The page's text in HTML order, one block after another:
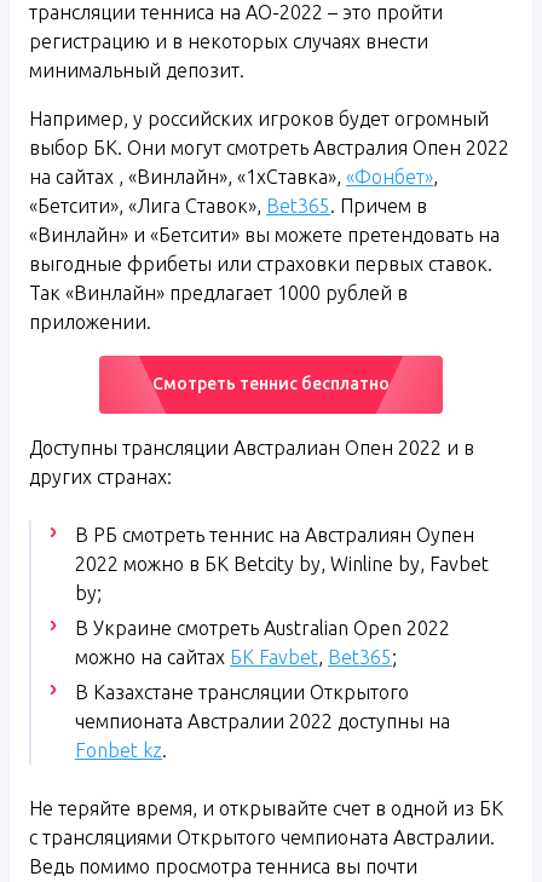
трансляции тенниса на АО-2022 – это пройти
регистрацию и в некоторых случаях внести
минимальный депозит.
Например, у российских игроков будет огромный
выбор БК. Они могут смотреть Австралия Опен 2022
на сайтах , «Винлайн», «1хСтавка», «Фонбет»,
«Бетсити», «Лига Ставок», Bet365. Причем в
«Винлайн» и «Бетсити» вы можете претендовать на
выгодные фрибеты или страховки первых ставок.
Так «Винлайн» предлагает 1000 рублей в
приложении.
Смотреть теннис бесплатно
Доступны трансляции Австралиан Опен 2022 и в
других странах:
В РБ смотреть теннис на Австралиян Оупен
2022 можно в БК Betcity by, Winline by, Favbet
by;
В Украине смотреть Australian Open 2022
можно на сайтах БК Favbet, Bet365;
В Казахстане трансляции Открытого
чемпионата Австралии 2022 доступны на
Fonbet kz.
Не теряйте время, и открывайте счет в одной из БК
с трансляциями Открытого чемпионата Австралии.
Ведь помимо просмотра тенниса вы почти